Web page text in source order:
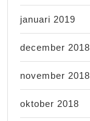
januari 2019
december 2018
november 2018
oktober 2018